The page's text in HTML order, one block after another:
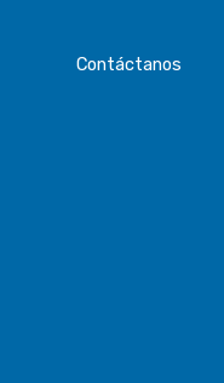
Contáctanos